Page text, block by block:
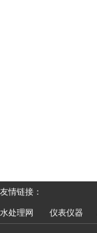
友情链接：
水处理网 仪表仪器